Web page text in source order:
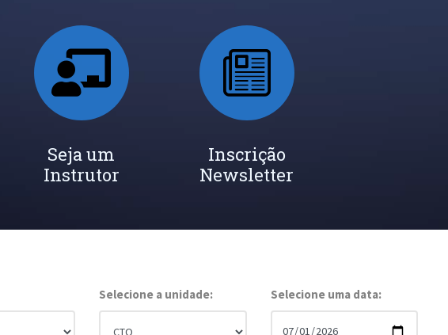
Seja um
Instrutor
Inscrição
Newsletter
Selecione a unidade: Selecione uma data: